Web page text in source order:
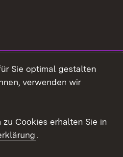
Datenschutz
Sie optimal gestalten
verwenden wir
Cookies erhalten Sie in
.